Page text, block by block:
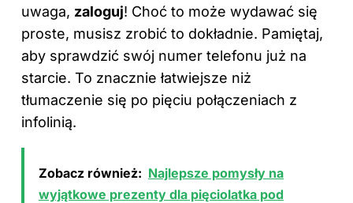
uwaga, zaloguj! Choć to może wydawać się
proste, musisz zrobić to dokładnie. Pamiętaj,
aby sprawdzić swój numer telefonu już na
starcie. To znacznie łatwiejsze niż
tłumaczenie się po pięciu połączeniach z
infolinią.
Zobacz również: Najlepsze pomysły na
wyjątkowe prezenty dla pięciolatka pod